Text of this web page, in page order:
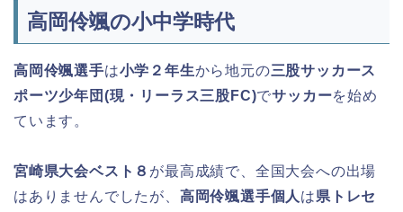
高岡伶颯の小中学時代
高岡伶颯選手は小学２年生から地元の三股サッカース
ポーツ少年団(現・リーラス三股FC)でサッカーを始め
ています。
宮崎県大会ベスト８ が最高成績で、全国大会への出場
はありませんでしたが、 高岡伶颯選手個人 は県トレセ